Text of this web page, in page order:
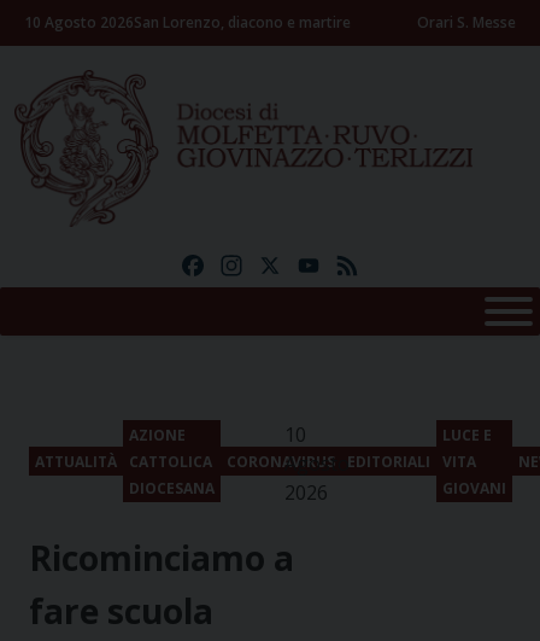
Skip10 Agosto 2026San Lorenzo, diacono e martire Orari S. Messe
FacebookInstagramYouTube
ATTUALITÀ
AZIONE
CATTOLICA
DIOCESANA
CORONAVIRUS EDITORIALI
LUCE E
VITA
GIOVANI
10
Agosto
2026
Ricominciamo a
fare scuola